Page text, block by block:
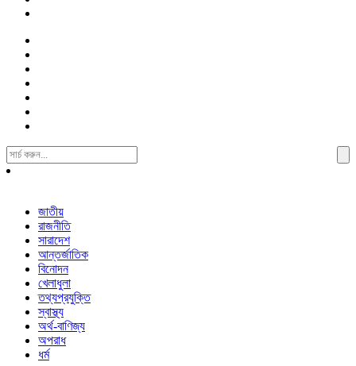
Search
For:
জাতীয়
রাজনীতি
সারাদেশ
আন্তর্জাতিক
বিনোদন
খেলাধুলা
তথ্যপ্রযুক্তি
স্বাস্থ্য
অর্থ-বাণিজ্য
অপরাধ
ধর্ম